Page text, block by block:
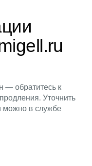
— обратитесь к
Уточнить
можно в службе